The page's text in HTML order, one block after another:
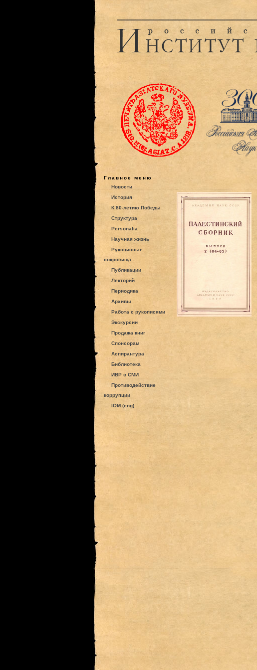
Главное меню
Новости
История
К 80-летию Победы
Структура
Personalia
Научная жизнь
Рукописные
сокровища
Публикации
Лекторий
Периодика
Архивы
Работа с рукописями
Экскурсии
Продажа книг
Спонсорам
Аспирантура
Библиотека
ИВР в СМИ
Противодействие
коррупции
IOM (eng)